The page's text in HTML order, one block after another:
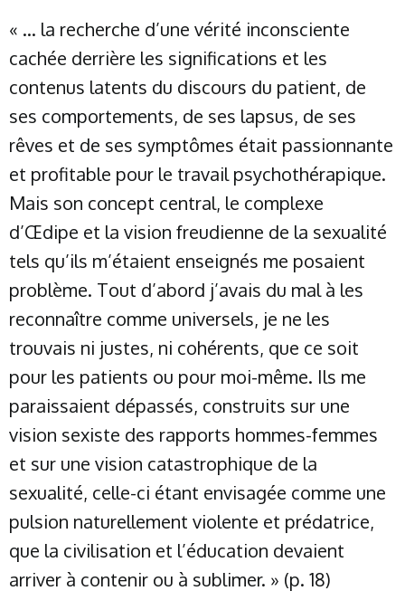
« … la recherche d’une vérité inconsciente
cachée derrière les significations et les
contenus latents du discours du patient, de
ses comportements, de ses lapsus, de ses
rêves et de ses symptômes était passionnante
et profitable pour le travail psychothérapique.
Mais son concept central, le complexe
d’Œdipe et la vision freudienne de la sexualité
tels qu’ils m’étaient enseignés me posaient
problème. Tout d’abord j’avais du mal à les
reconnaître comme universels, je ne les
trouvais ni justes, ni cohérents, que ce soit
pour les patients ou pour moi-même. Ils me
paraissaient dépassés, construits sur une
vision sexiste des rapports hommes-femmes
et sur une vision catastrophique de la
sexualité, celle-ci étant envisagée comme une
pulsion naturellement violente et prédatrice,
que la civilisation et l’éducation devaient
arriver à contenir ou à sublimer. » (p. 18)